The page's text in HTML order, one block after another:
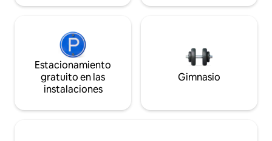
Estacionamiento
gratuito en las
instalaciones
Gimnasio